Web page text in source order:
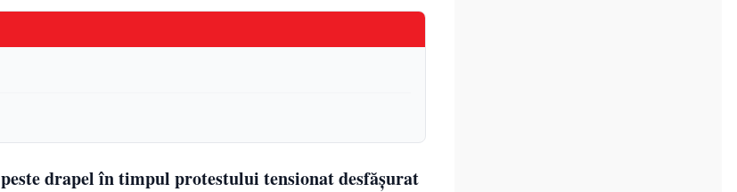
drapel în timpul protestului tensionat desfășurat